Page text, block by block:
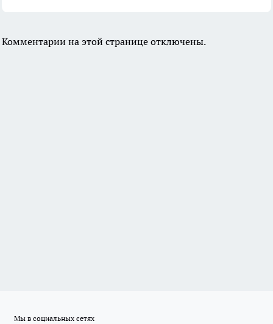
Комментарии на этой странице отключены.
Мы в социальных сетях